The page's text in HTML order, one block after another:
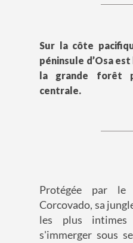
Sur la côte
péninsule d’Osa
la grande forêt
centrale.
Protégée par
Corcovado, sa
les plus
s'immerger sous